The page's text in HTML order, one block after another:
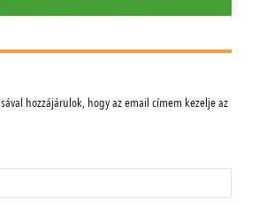
hozzájárulok, hogy az email címem kezelje az